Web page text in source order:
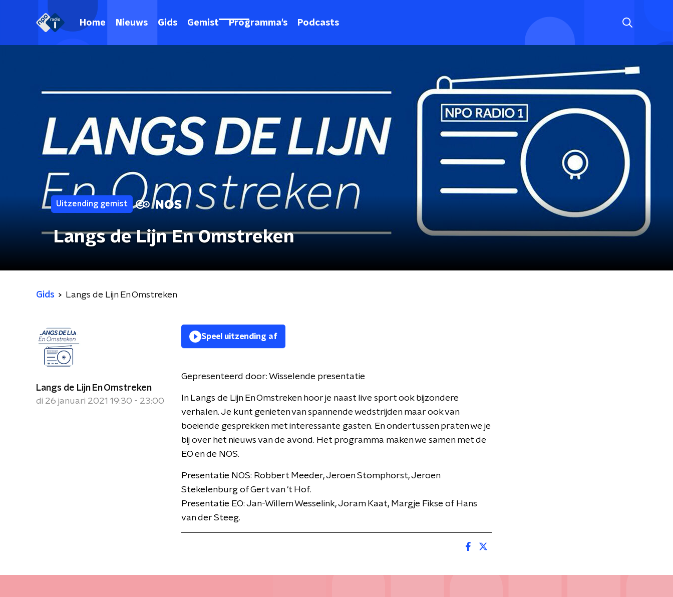
Home Nieuws Gids Gemist Programma's Podcasts
Uitzending gemist
Langs de Lijn En Omstreken
Gids Langs de Lijn En Omstreken
Langs de Lijn En Omstreken
di 26 januari 2021 19:30 - 23:00
Speel uitzending af
Gepresenteerd door: Wisselende presentatie
In Langs de Lijn En Omstreken hoor je naast live sport ook bijzondere
verhalen. Je kunt genieten van spannende wedstrijden maar ook van
boeiende gesprekken met interessante gasten. En ondertussen praten we je
bij over het nieuws van de avond. Het programma maken we samen met de
EO en de NOS.
Presentatie NOS: Robbert Meeder, Jeroen Stomphorst, Jeroen
Stekelenburg of Gert van 't Hof.
Presentatie EO: Jan-Willem Wesselink, Joram Kaat, Margje Fikse of Hans
van der Steeg.